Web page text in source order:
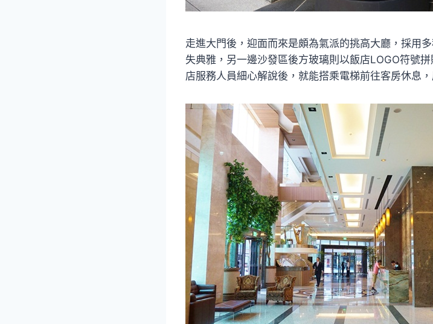
走進大門後，迎面而來是頗為氣派的挑高大廳，採用
失典雅，另一邊沙發區後方玻璃則以飯店LOGO符號
店服務人員細心解說後，就能搭乘電梯前往客房休息